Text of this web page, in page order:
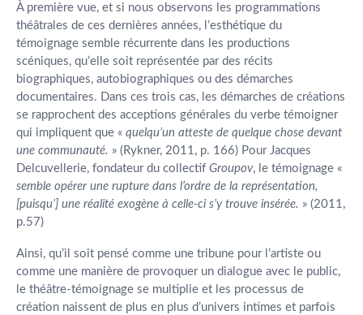
À première vue, et si nous observons les programmations
théâtrales de ces dernières années, l’esthétique du
témoignage semble récurrente dans les productions
scéniques, qu’elle soit représentée par des récits
biographiques, autobiographiques ou des démarches
documentaires. Dans ces trois cas, les démarches de créations
se rapprochent des acceptions générales du verbe témoigner
qui impliquent que « quelqu’un atteste de quelque chose devant
une communauté. » (Rykner, 2011, p. 166) Pour Jacques
Delcuvellerie, fondateur du collectif Groupov, le témoignage «
semble opérer une rupture dans l’ordre de la représentation,
[puisqu’] une réalité exogène à celle-ci s’y trouve insérée. » (2011,
p.57)
Ainsi, qu’il soit pensé comme une tribune pour l’artiste ou
comme une manière de provoquer un dialogue avec le public,
le théâtre-témoignage se multiplie et les processus de
création naissent de plus en plus d’univers intimes et parfois